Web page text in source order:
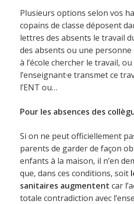
Plusieurs options selon vos
copains de classe déposent
lettres des absents le travail
des absents ou une
à l’école chercher le travail,
l’enseignant·e transmet ce
l’ENT ou…
Pour les absences des
Si on ne peut officiellement
parents de garder de façon
enfants à la maison, il n’en
que, dans ces conditions, soit
sanitaires augmentent car
totale contradiction avec